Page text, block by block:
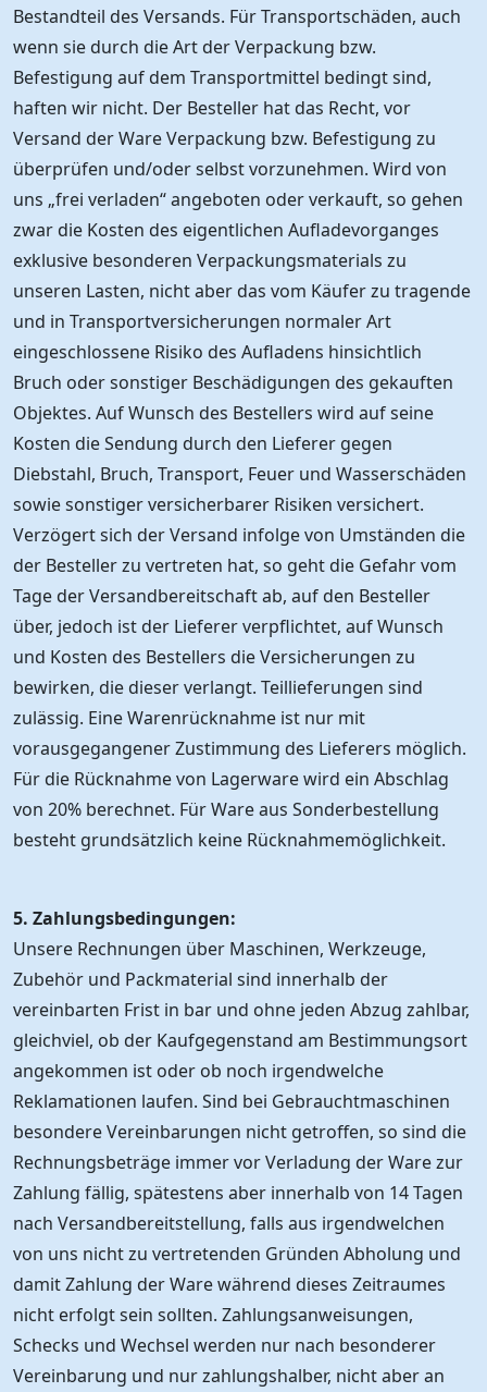
Bestandteil des Versands. Für Transportschäden, auch
wenn sie durch die Art der Verpackung bzw.
Befestigung auf dem Transportmittel bedingt sind,
haften wir nicht. Der Besteller hat das Recht, vor
Versand der Ware Verpackung bzw. Befestigung zu
überprüfen und/oder selbst vorzunehmen. Wird von
uns „frei verladen“ angeboten oder verkauft, so gehen
zwar die Kosten des eigentlichen Aufladevorganges
exklusive besonderen Verpackungsmaterials zu
unseren Lasten, nicht aber das vom Käufer zu tragende
und in Transportversicherungen normaler Art
eingeschlossene Risiko des Aufladens hinsichtlich
Bruch oder sonstiger Beschädigungen des gekauften
Objektes. Auf Wunsch des Bestellers wird auf seine
Kosten die Sendung durch den Lieferer gegen
Diebstahl, Bruch, Transport, Feuer und Wasserschäden
sowie sonstiger versicherbarer Risiken versichert.
Verzögert sich der Versand infolge von Umständen die
der Besteller zu vertreten hat, so geht die Gefahr vom
Tage der Versandbereitschaft ab, auf den Besteller
über, jedoch ist der Lieferer verpflichtet, auf Wunsch
und Kosten des Bestellers die Versicherungen zu
bewirken, die dieser verlangt. Teillieferungen sind
zulässig. Eine Warenrücknahme ist nur mit
vorausgegangener Zustimmung des Lieferers möglich.
Für die Rücknahme von Lagerware wird ein Abschlag
von 20% berechnet. Für Ware aus Sonderbestellung
besteht grundsätzlich keine Rücknahmemöglichkeit.
5. Zahlungsbedingungen:
Unsere Rechnungen über Maschinen, Werkzeuge,
Zubehör und Packmaterial sind innerhalb der
vereinbarten Frist in bar und ohne jeden Abzug zahlbar,
gleichviel, ob der Kaufgegenstand am Bestimmungsort
angekommen ist oder ob noch irgendwelche
Reklamationen laufen. Sind bei Gebrauchtmaschinen
besondere Vereinbarungen nicht getroffen, so sind die
Rechnungsbeträge immer vor Verladung der Ware zur
Zahlung fällig, spätestens aber innerhalb von 14 Tagen
nach Versandbereitstellung, falls aus irgendwelchen
von uns nicht zu vertretenden Gründen Abholung und
damit Zahlung der Ware während dieses Zeitraumes
nicht erfolgt sein sollten. Zahlungsanweisungen,
Schecks und Wechsel werden nur nach besonderer
Vereinbarung und nur zahlungshalber, nicht aber an